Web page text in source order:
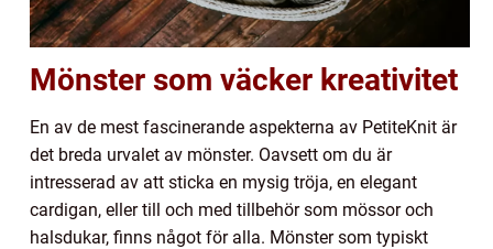
Mönster som väcker kreativitet
En av de mest fascinerande aspekterna av PetiteKnit är
det breda urvalet av mönster. Oavsett om du är
intresserad av att sticka en mysig tröja, en elegant
cardigan, eller till och med tillbehör som mössor och
halsdukar, finns något för alla. Mönster som typiskt